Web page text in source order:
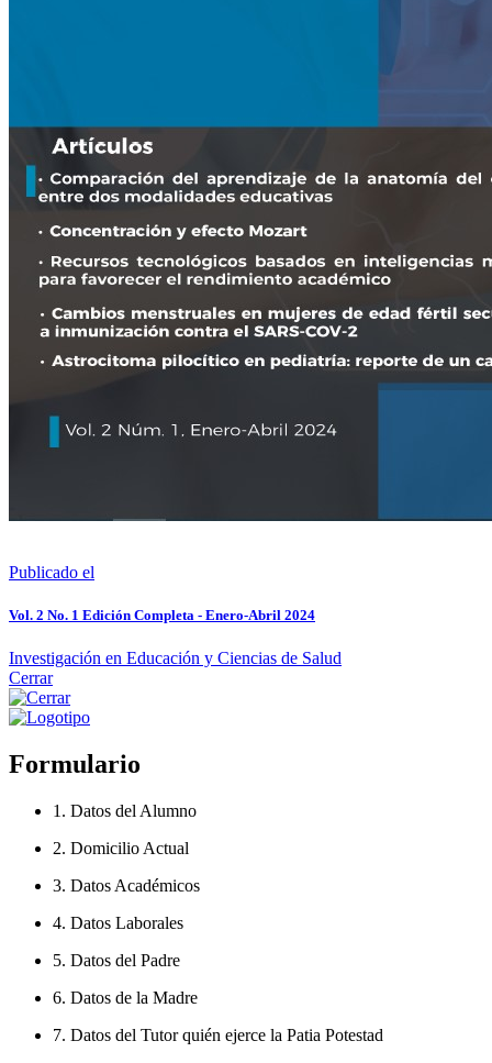
Publicado el
Vol. 2 No. 1 Edición Completa - Enero-Abril 2024
Investigación en Educación y Ciencias de Salud
Cerrar
Formulario
1. Datos del Alumno
2. Domicilio Actual
3. Datos Académicos
4. Datos Laborales
5. Datos del Padre
6. Datos de la Madre
7. Datos del Tutor quién ejerce la Patia Potestad